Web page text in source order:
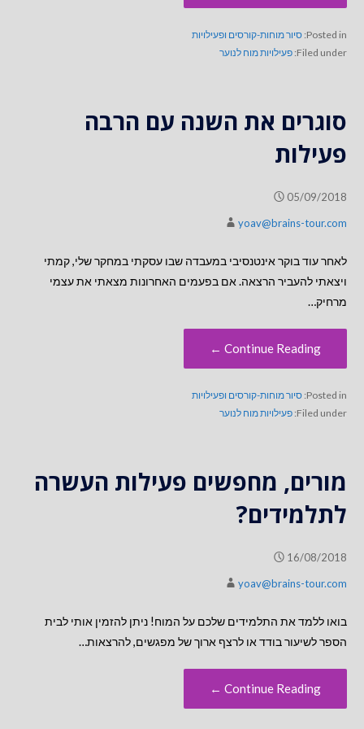
Posted in: סיור מוחות-קורסים ופעילויות
Filed under: פעילויות מוח לנוער
סוגרים את השנה עם הרבה
פעילות
05/09/2018
yoav@brains-tour.com
לאחר עוד בוקר אינטנסיבי במעבדה שבו עסקתי במחקר שלי, קמתי
ויצאתי להעביר הרצאה. אם בפעמים האחרונות מצאתי את עצמי
מרחיק…
Continue Reading ←
Posted in: סיור מוחות-קורסים ופעילויות
Filed under: פעילויות מוח לנוער
מורים, מחפשים פעילות העשרה
לתלמידים?
16/08/2018
yoav@brains-tour.com
בואו ללמד את התלמידים שלכם על המוח! ניתן להזמין אותי לבית
הספר לשיעור בודד או לרצף ארוך של מפגשים, להרצאות…
Continue Reading ←